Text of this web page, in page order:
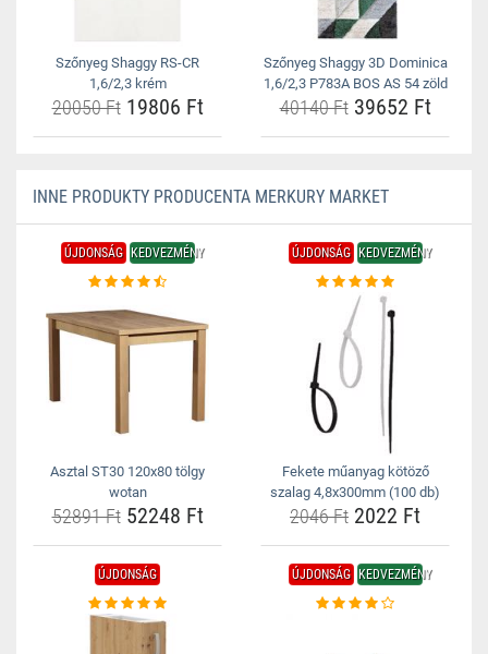
Szőnyeg Shaggy RS-CR
1,6/2,3 krém
20050 Ft19806 Ft
Szőnyeg Shaggy 3D Dominica
1,6/2,3 P783A BOS AS 54 zöld
40140 Ft39652 Ft
INNE PRODUKTY PRODUCENTA MERKURY MARKET
ÚJDONSÁG KEDVEZMÉNY
Asztal ST30 120x80 tölgy
wotan
52891 Ft52248 Ft
ÚJDONSÁG KEDVEZMÉNY
Fekete műanyag kötöző
szalag 4,8x300mm (100 db)
2046 Ft 2022 Ft
ÚJDONSÁG ÚJDONSÁG KEDVEZMÉNY